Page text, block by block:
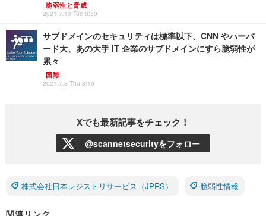
脆弱性と脅威
2021.7.13 Tue 8:50
サブドメインのセキュリティは標準以下、CNN やハーバ
ード大、あの大手 IT 企業のサブドメインにすら脆弱性が
累々
国際
2021.7.8 Thu 8:10
Xでも最新記事をチェック！
@scannetsecurityをフォロー
株式会社日本レジストリサービス（JPRS） 脆弱性情報
関連リンク